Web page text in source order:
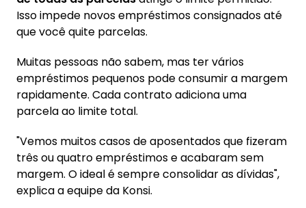
Isso impede novos empréstimos consignados até
que você quite parcelas.
Muitas pessoas não sabem, mas ter vários
empréstimos pequenos pode consumir a margem
rapidamente. Cada contrato adiciona uma
parcela ao limite total.
"Vemos muitos casos de aposentados que fizeram
três ou quatro empréstimos e acabaram sem
margem. O ideal é sempre consolidar as dívidas",
explica a equipe da Konsi.